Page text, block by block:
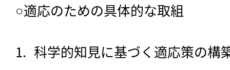
○適応のための具体的な取組
科学的知見に基づく適応策の構